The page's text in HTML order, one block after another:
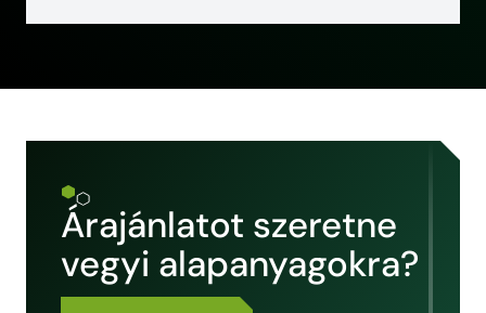
Árajánlatot szeretne
vegyi alapanyagokra?